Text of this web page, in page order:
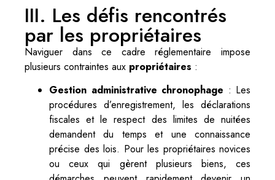
III. Les défis rencontrés
par les propriétaires
Naviguer dans ce cadre réglementaire impose
plusieurs contraintes aux propriétaires :
Gestion administrative chronophage : Les
procédures d’enregistrement, les déclarations
fiscales et le respect des limites de nuitées
demandent du temps et une connaissance
précise des lois. Pour les propriétaires novices
ou ceux qui gèrent plusieurs biens, ces